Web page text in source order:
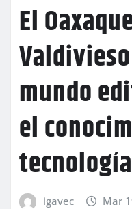
El
mundo
el
igavec Mar